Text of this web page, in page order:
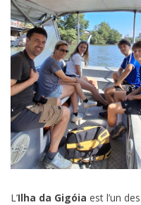
L’Ilha da Gigóia est l’un